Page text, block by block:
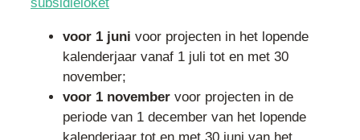
voor 1 juni voor projecten in het lopende
kalenderjaar vanaf 1 juli tot en met 30
november;
voor 1 november voor projecten in de
periode van 1 december van het lopende